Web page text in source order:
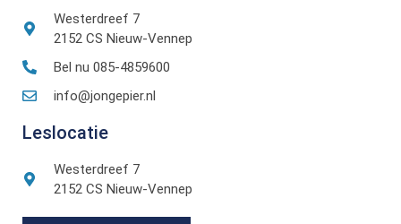
Westerdreef 7
2152 CS Nieuw-Vennep
Bel nu 085-4859600
info@jongepier.nl
Leslocatie
Westerdreef 7
2152 CS Nieuw-Vennep